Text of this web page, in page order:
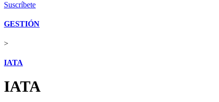
Suscríbete
GESTIÓN
>
IATA
IATA